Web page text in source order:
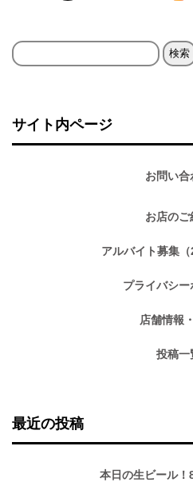
検
サイト内ページ
お問い合
お店のご
アルバイト募集（
プライバシー
店舗情報
投稿一
最近の投稿
本日の生ビール！